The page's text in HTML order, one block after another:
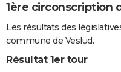
1ère circonscription
Les résultats des
commune de Veslud.
Résultat 1er tour